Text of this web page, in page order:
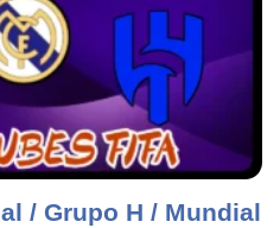
/ Grupo H / Mundial